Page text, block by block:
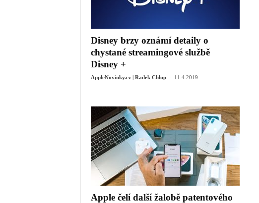
Disney brzy oznámí detaily o
chystané streamingové službě
Disney +
AppleNovinky.cz | Radek Chlup - 11.4.2019
Apple čelí další žalobě patentového